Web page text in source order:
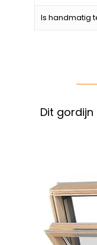
Is handmatig
Dit